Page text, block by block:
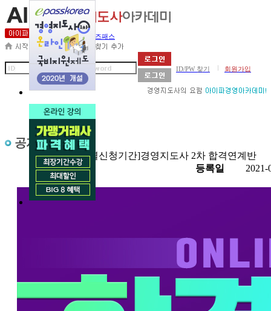
세무사아카데미 | 비즈패스
ID/PW 찾기 회원가입
제목
[특별신청기간]경영지도사 2차 합격연계반
첨부
등록일 2021-